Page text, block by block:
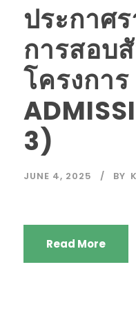
ประกาศ
การสอบ
โครงการ
3)
JUNE 4, 2025 BY
Read More